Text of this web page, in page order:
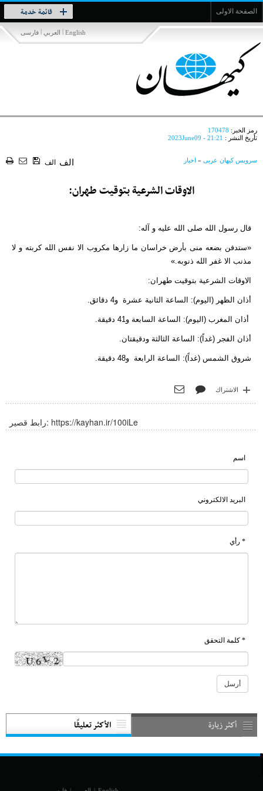
الصفحة الاولى قائمة خدمة
Toggle
navigation
فارسی | العربي | English
رمز الخبر: 170478
تأريخ النشر : 2023June09 - 21:21
سرویس کیهان عربی » اخبار الف الف
الاوقات الشرعية بتوقيت طهران:
قال رسول الله صلی الله علیه و آله:
«ستدفن بضعه منی بأرض خراسان ما زارها مکروب الا نفس الله کربته و لا
مذنب الا غفر الله ذنوبه.»
الاوقات الشرعية بتوقيت طهران:
أذان الظهر (اليوم): الساعة الثانية عشرة و4 دقائق.
أذان المغرب (اليوم): الساعة السابعة و41 دقيقة.
أذان الفجر (غداً): الساعة الثالثة ودقيقتان.
شروق الشمس (غداً): الساعة الرابعة و48 دقيقة.
الاشتراك
رابط قصير: https://kayhan.ir/100iLe
اسم
البريد الالكتروني
* رأي
* كلمة التحقق
أكثر زيارة الأكثر تعليقًا